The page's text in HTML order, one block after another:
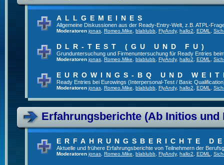
ALLGEMEINES
Allgemeine Diskussionen aus der Ready-Entry-Welt, z.B. ATPL-
Moderatoren jonas Romeo.Mike blablubb FlyAndy, hallo2 EDML
DLR-TEST (GU UND FU)
Grunduntersuchung und Firmenuntersuchung für Ready Entries
Moderatoren jonas Romeo.Mike blablubb FlyAndy, hallo2 EDML
EUROWINGS-BQ UND
Ready Entries bei Eurowings (Interpersonal-Test / Basic
Moderatoren jonas Romeo.Mike blablubb FlyAndy, hallo2 EDML
Erfahrungsberichte (Ab Initios und
ERFAHRUNGSBERICHTE
Aktuelle und frühere Erfahrungsberichte von Teilnehmern der
Moderatoren jonas Romeo.Mike blablubb FlyAndy, hallo2 EDML